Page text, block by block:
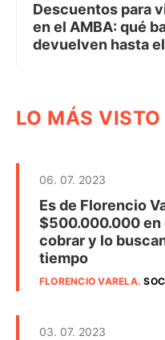
Descuentos para
en el AMBA: qué
devuelven hasta
LO MÁS VISTO
06. 07. 2023
Es de Florencio
$500.000.000 en
cobrar y lo
tiempo
FLORENCIO VARELA.
03. 07. 2023